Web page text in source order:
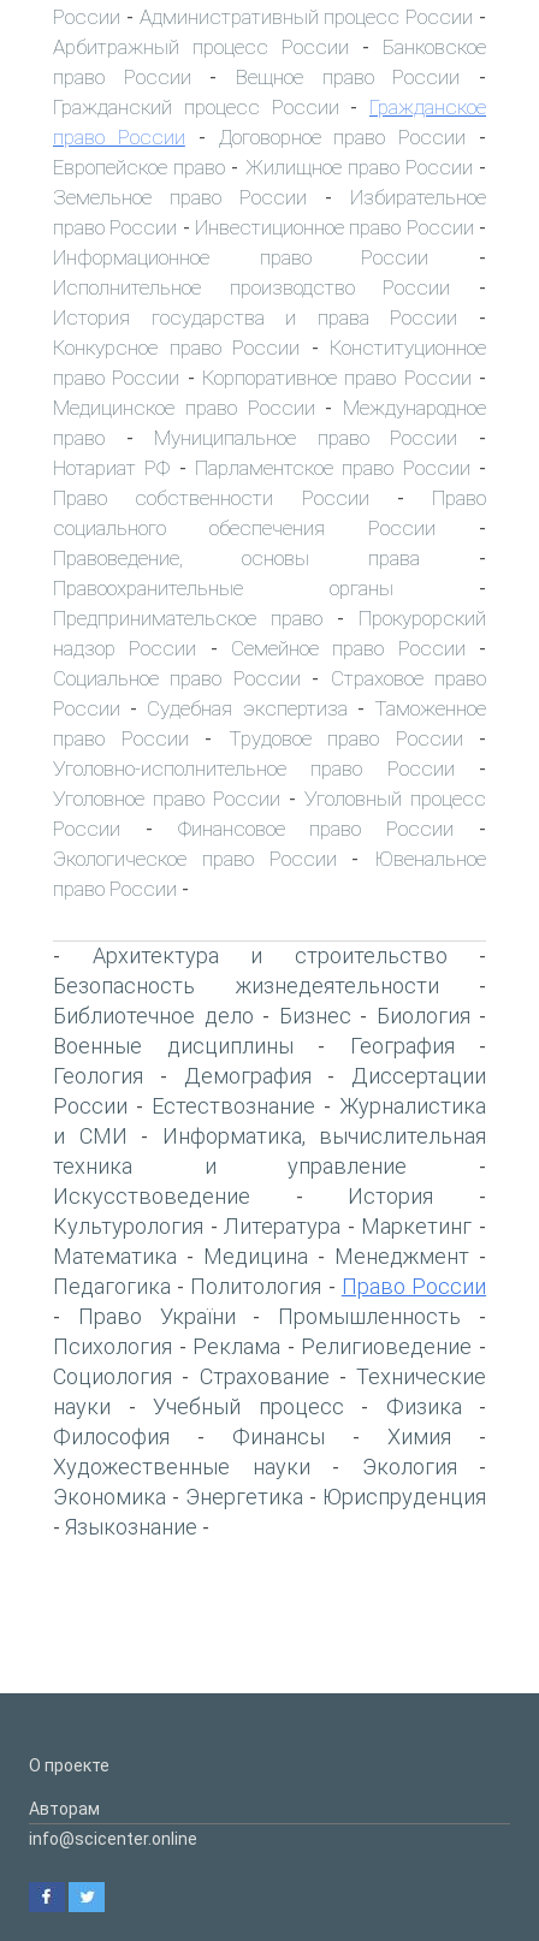
России - Административный процесс России -
Арбитражный процесс России - Банковское
право России - Вещное право России -
Гражданский процесс России - Гражданское
право России - Договорное право России -
Европейское право - Жилищное право России -
Земельное право России - Избирательное
право России - Инвестиционное право России -
Информационное право России -
Исполнительное производство России -
История государства и права России -
Конкурсное право России - Конституционное
право России - Корпоративное право России -
Медицинское право России - Международное
право - Муниципальное право России -
Нотариат РФ - Парламентское право России -
Право собственности России - Право
социального обеспечения России -
Правоведение, основы права -
Правоохранительные органы -
Предпринимательское право - Прокурорский
надзор России - Семейное право России -
Социальное право России - Страховое право
России - Судебная экспертиза - Таможенное
право России - Трудовое право России -
Уголовно-исполнительное право России -
Уголовное право России - Уголовный процесс
России - Финансовое право России -
Экологическое право России -
Ювенальное
право России -
- Архитектура и строительство -
Безопасность жизнедеятельности -
Библиотечное дело - Бизнес - Биология -
Военные дисциплины - География -
Геология - Демография -
Диссертации
России - Естествознание - Журналистика
и СМИ -
Информатика, вычислительная
техника и управление -
Искусствоведение - История -
Культурология - Литература - Маркетинг -
Математика - Медицина - Менеджмент -
Педагогика - Политология - Право России
- Право України - Промышленность -
Психология - Реклама - Религиоведение -
Социология - Страхование - Технические
науки - Учебный процесс - Физика -
Философия - Финансы - Химия -
Художественные науки - Экология -
Экономика - Энергетика - Юриспруденция
- Языкознание -
О проекте
Авторам
info@scicenter.online